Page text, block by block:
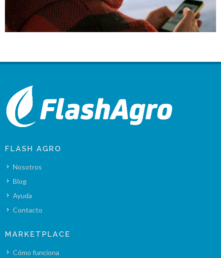
FLASH AGRO
Nosotros
Blog
Ayuda
Contacto
MARKETPLACE
Cómo funciona